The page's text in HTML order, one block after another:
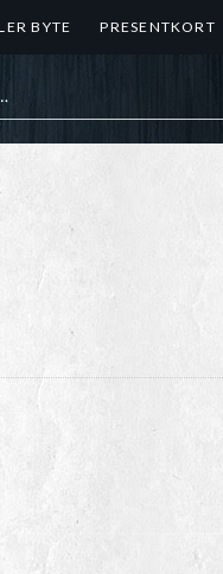
BYTE PRESENTKORT